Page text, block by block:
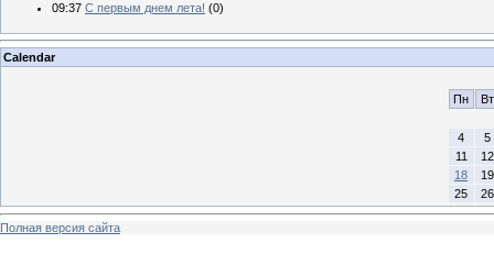
09:37 С первым днем лета! (0)
Calendar
Пн Вт
4
5
11
12
18
19
25
26
Полная версия сайта